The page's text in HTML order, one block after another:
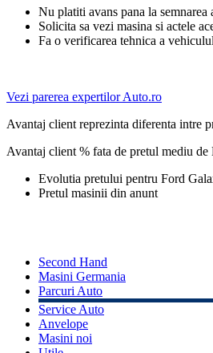
Nu platiti avans pana la semnarea
Solicita sa vezi masina si actele
Fa o verificarea tehnica a
Vezi parerea expertilor Auto.ro
Avantaj client reprezinta diferenta intre
Avantaj client % fata de pretul mediu de
Evolutia pretului pentru Ford
Pretul masinii din anunt
Second Hand
Masini Germania
Parcuri Auto
Service Auto
Anvelope
Masini noi